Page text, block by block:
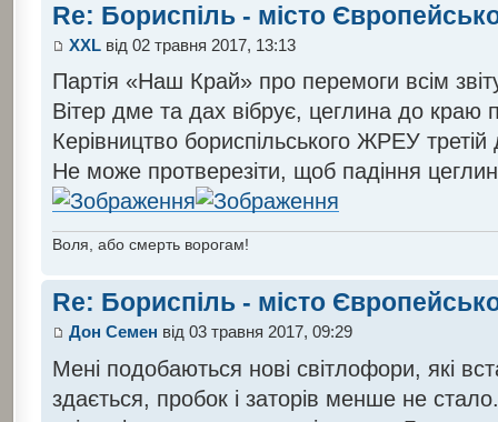
Re: Бориспіль - місто
XXLвід 02 травня 2017, 13:13
Партія «Наш Край» про перемоги всім
Вітер дме та дах вібрує, цеглина до краю
Керівництво бориспільського ЖРЕУ третій
Не може протверезіти, щоб падіння
Воля, або смерть ворогам!
Re: Бориспіль - місто
Дон Семен від 03 травня 2017, 09:29
Мені подобаються нові світлофори, які
здається, пробок і заторів менше не